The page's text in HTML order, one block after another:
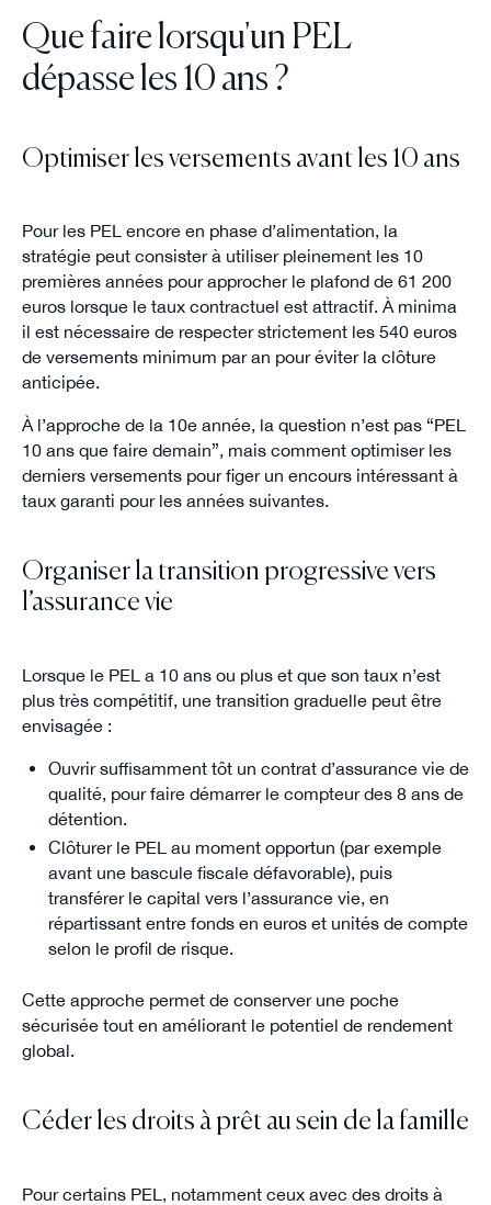
Que faire lorsqu'un PEL
dépasse les 10 ans ?
Optimiser les versements avant les 10 ans
Pour les PEL encore en phase d’alimentation, la
stratégie peut consister à utiliser pleinement les 10
premières années pour approcher le plafond de 61 200
euros lorsque le taux contractuel est attractif. À minima
il est nécessaire de respecter strictement les 540 euros
de versements minimum par an pour éviter la clôture
anticipée.
À l’approche de la 10e année, la question n’est pas “PEL
10 ans que faire demain”, mais comment optimiser les
derniers versements pour figer un encours intéressant à
taux garanti pour les années suivantes.
Organiser la transition progressive vers
l’assurance vie
Lorsque le PEL a 10 ans ou plus et que son taux n’est
plus très compétitif, une transition graduelle peut être
envisagée :
Ouvrir suffisamment tôt un contrat d’assurance vie de
qualité, pour faire démarrer le compteur des 8 ans de
détention.
Clôturer le PEL au moment opportun (par exemple
avant une bascule fiscale défavorable), puis
transférer le capital vers l’assurance vie, en
répartissant entre fonds en euros et unités de compte
selon le profil de risque.
Cette approche permet de conserver une poche
sécurisée tout en améliorant le potentiel de rendement
global.
Céder les droits à prêt au sein de la famille
Pour certains PEL, notamment ceux avec des droits à